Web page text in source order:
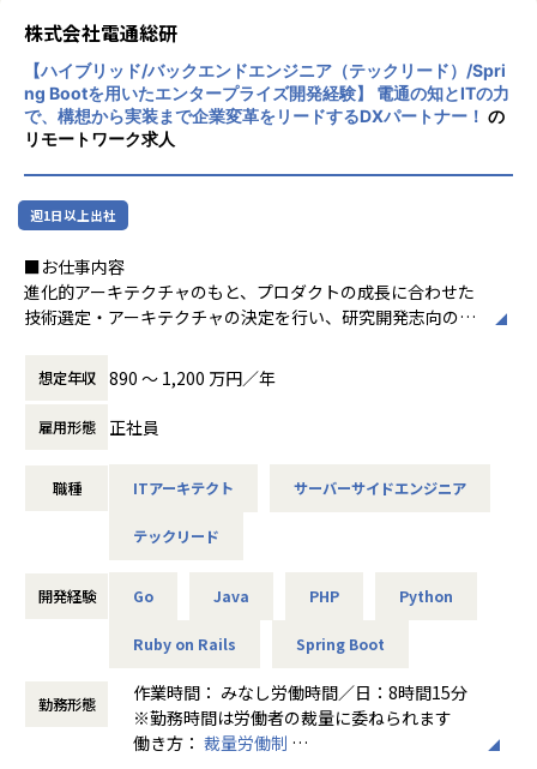
ます。
- マネジメントパス ：CTO直下で組織を伸ばすことにコミ
ット。更なる組織拡大の中での仕組化など、スタートアップ
ならではのマネジメント経験可能。
- スペシャリストパス：専門性に磨きをかけ、単価や市場
・SEをご経験頂いた後に、将来のキャリアプランと自社での
期待とを総合的にすり合わせて選択を頂きます。
・案件もキャリアパスの一環での成長に寄り添えるような選
択を営業と共に探してまいります。
足で挑戦できない状況を打破する」ことを念
頭に開発面で支援する受託開発のプロフェッ
ショナル集団です。
WEB3や生成AIといった先端技術への支援の
他、システム開発やソフトウェア開発など幅
広く支援の間口を広げており、小回りの利く
スピード感を強みに安定性をもって支援しま
- Web3開発支援実績： Web3／ゲーム関連
- XENO：Web3開発支援としてマーケットプ
- Heavenly Guitars：NFTコントラクト開発
- コインムスメ（Coinmusme）：Telegram
株式会社電通総研
【ハイブリッド/バックエンドエンジニア（テックリード）/Spri
ng Bootを用いたエンタープライズ開発経験】 電通の知とITの力
で、構想から実装まで企業変革をリードするDXパートナー！ の
リモートワーク求人
週1日以上出社
■お仕事内容
進化的アーキテクチャのもと、プロダクトの成長に合わせた
技術選定・アーキテクチャの決定を行い、研究開発志向のプ
本プロダクトはマルチプロダクト戦略で推進します。人事領
域を複数のプロダクトモジュールに分割し、それぞれ独立し
て開発・継続的にリリースを行います。大企業向けのプロダ
クト開発において、グランドデザインの構築から携わること
・次世代HRプロダクトのバックエンドアーキテクチャの設
・フロントエンジニア、クラウドエンジニアと連携し、HR体
・パフォーマンス、スケーラビリティ、セキュリティを考慮
・アーキテクト、テックリードとしてプロジェクトを牽引
アジャイル開発を採用し、デイリースクラムや週次の振り返
りを行いながら開発を進めます。
想定年収 890 〜 1,200 万円／年
雇用形態 正社員
職種 ITアーキテクト サーバーサイドエンジニア
テックリード
開発経験 Go Java PHP Python
Ruby on Rails Spring Boot
勤務形態
作業時間： みなし労働時間／日：8時間15分
※勤務時間は労働者の裁量に委ねられます
働き方： 裁量労働制